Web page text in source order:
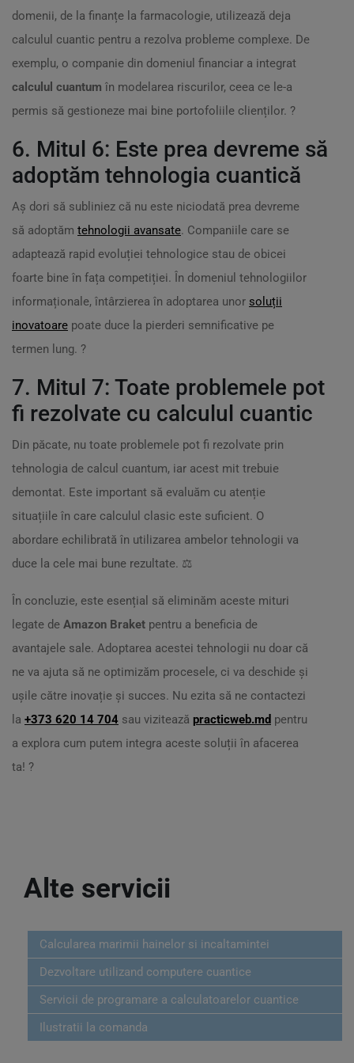
domenii, de la finanțe la farmacologie, utilizează deja
calculul cuantic pentru a rezolva probleme complexe. De
exemplu, o companie din domeniul financiar a integrat
calculul cuantum în modelarea riscurilor, ceea ce le-a
permis să gestioneze mai bine portofoliile clienților. ?
6. Mitul 6: Este prea devreme să
adoptăm tehnologia cuantică
Aș dori să subliniez că nu este niciodată prea devreme
să adoptăm tehnologii avansate. Companiile care se
adaptează rapid evoluției tehnologice stau de obicei
foarte bine în fața competiției. În domeniul tehnologiilor
informaționale, întârzierea în adoptarea unor soluții
inovatoare poate duce la pierderi semnificative pe
termen lung. ?
7. Mitul 7: Toate problemele pot
fi rezolvate cu calculul cuantic
Din păcate, nu toate problemele pot fi rezolvate prin
tehnologia de calcul cuantum, iar acest mit trebuie
demontat. Este important să evaluăm cu atenție
situațiile în care calculul clasic este suficient. O
abordare echilibrată în utilizarea ambelor tehnologii va
duce la cele mai bune rezultate. ⚖️
În concluzie, este esențial să eliminăm aceste mituri
legate de Amazon Braket pentru a beneficia de
avantajele sale. Adoptarea acestei tehnologii nu doar că
ne va ajuta să ne optimizăm procesele, ci va deschide și
ușile către inovație și succes. Nu ezita să ne contactezi
la +373 620 14 704 sau vizitează practicweb.md pentru
a explora cum putem integra aceste soluții în afacerea
ta! ?
Alte servicii
Calcularea marimii hainelor si incaltamintei
Dezvoltare utilizand computere cuantice
Servicii de programare a calculatoarelor cuantice
Ilustratii la comanda